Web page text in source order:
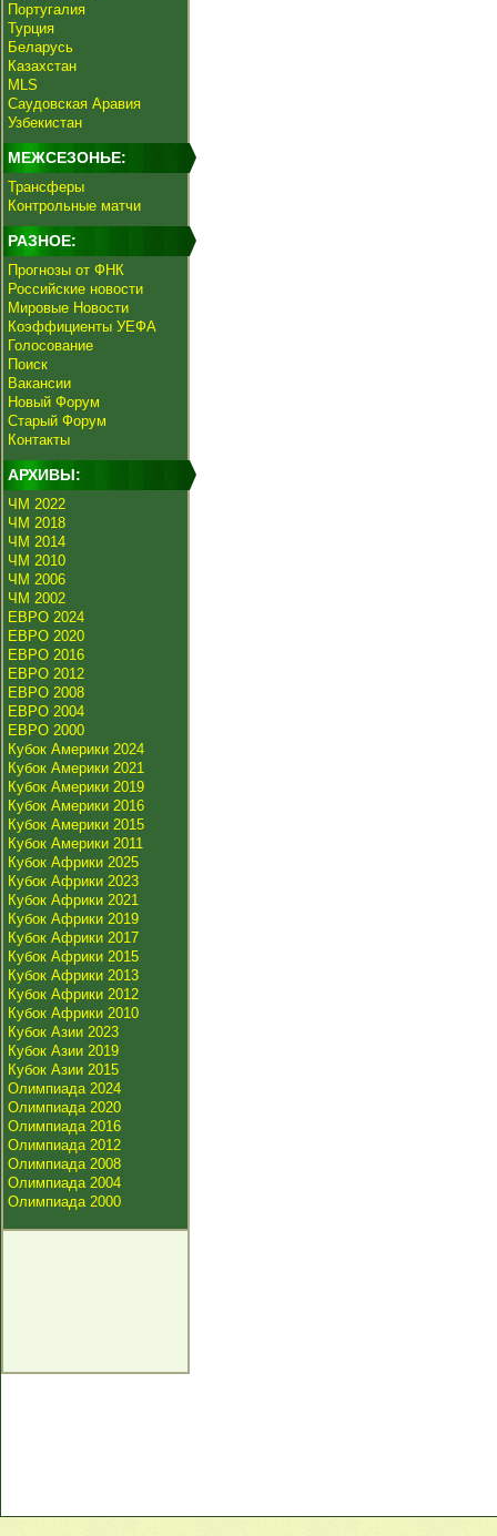
Португалия
Турция
Беларусь
Казахстан
MLS
Саудовская Аравия
Узбекистан
МЕЖСЕЗОНЬЕ:
Трансферы
Контрольные матчи
РАЗНОЕ:
Прогнозы от ФНК
Российские новости
Мировые Новости
Коэффициенты УЕФА
Голосование
Поиск
Вакансии
Новый Форум
Старый Форум
Контакты
АРХИВЫ:
ЧМ 2022
ЧМ 2018
ЧМ 2014
ЧМ 2010
ЧМ 2006
ЧМ 2002
ЕВРО 2024
ЕВРО 2020
ЕВРО 2016
ЕВРО 2012
ЕВРО 2008
ЕВРО 2004
ЕВРО 2000
Кубок Америки 2024
Кубок Америки 2021
Кубок Америки 2019
Кубок Америки 2016
Кубок Америки 2015
Кубок Америки 2011
Кубок Африки 2025
Кубок Африки 2023
Кубок Африки 2021
Кубок Африки 2019
Кубок Африки 2017
Кубок Африки 2015
Кубок Африки 2013
Кубок Африки 2012
Кубок Африки 2010
Кубок Азии 2023
Кубок Азии 2019
Кубок Азии 2015
Олимпиада 2024
Олимпиада 2020
Олимпиада 2016
Олимпиада 2012
Олимпиада 2008
Олимпиада 2004
Олимпиада 2000